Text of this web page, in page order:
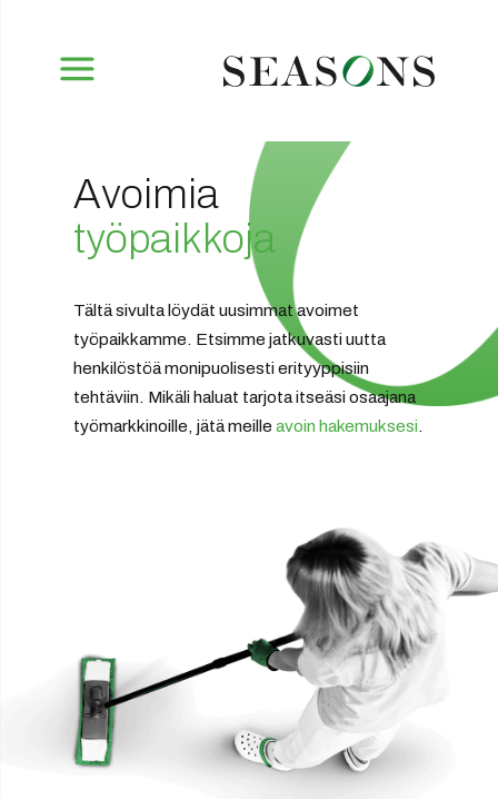
Avoimia
työpaikkoja
Tältä sivulta löydät uusimmat avoimet
työpaikkamme. Etsimme jatkuvasti uutta
henkilöstöä monipuolisesti erityyppisiin
tehtäviin. Mikäli haluat tarjota itseäsi osaajana
työmarkkinoille, jätä meilleavoin hakemuksesi.